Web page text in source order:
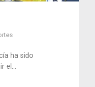
ha sido
el...